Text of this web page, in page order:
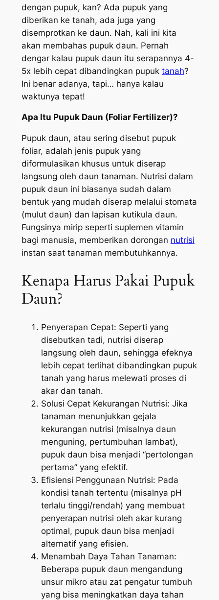
dengan pupuk, kan? Ada pupuk yang
diberikan ke tanah, ada juga yang
disemprotkan ke daun. Nah, kali ini kita
akan membahas pupuk daun. Pernah
dengar kalau pupuk daun itu serapannya 4-
5x lebih cepat dibandingkan pupuk tanah?
Ini benar adanya, tapi… hanya kalau
waktunya tepat!
Apa Itu Pupuk Daun (Foliar Fertilizer)?
Pupuk daun, atau sering disebut pupuk
foliar, adalah jenis pupuk yang
diformulasikan khusus untuk diserap
langsung oleh daun tanaman. Nutrisi dalam
pupuk daun ini biasanya sudah dalam
bentuk yang mudah diserap melalui stomata
(mulut daun) dan lapisan kutikula daun.
Fungsinya mirip seperti suplemen vitamin
bagi manusia, memberikan dorongan nutrisi
instan saat tanaman membutuhkannya.
Kenapa Harus Pakai Pupuk
Daun?
Penyerapan Cepat: Seperti yang
disebutkan tadi, nutrisi diserap
langsung oleh daun, sehingga efeknya
lebih cepat terlihat dibandingkan pupuk
tanah yang harus melewati proses di
akar dan tanah.
Solusi Cepat Kekurangan Nutrisi: Jika
tanaman menunjukkan gejala
kekurangan nutrisi (misalnya daun
menguning, pertumbuhan lambat),
pupuk daun bisa menjadi “pertolongan
pertama” yang efektif.
Efisiensi Penggunaan Nutrisi: Pada
kondisi tanah tertentu (misalnya pH
terlalu tinggi/rendah) yang membuat
penyerapan nutrisi oleh akar kurang
optimal, pupuk daun bisa menjadi
alternatif yang efisien.
Menambah Daya Tahan Tanaman:
Beberapa pupuk daun mengandung
unsur mikro atau zat pengatur tumbuh
yang bisa meningkatkan daya tahan